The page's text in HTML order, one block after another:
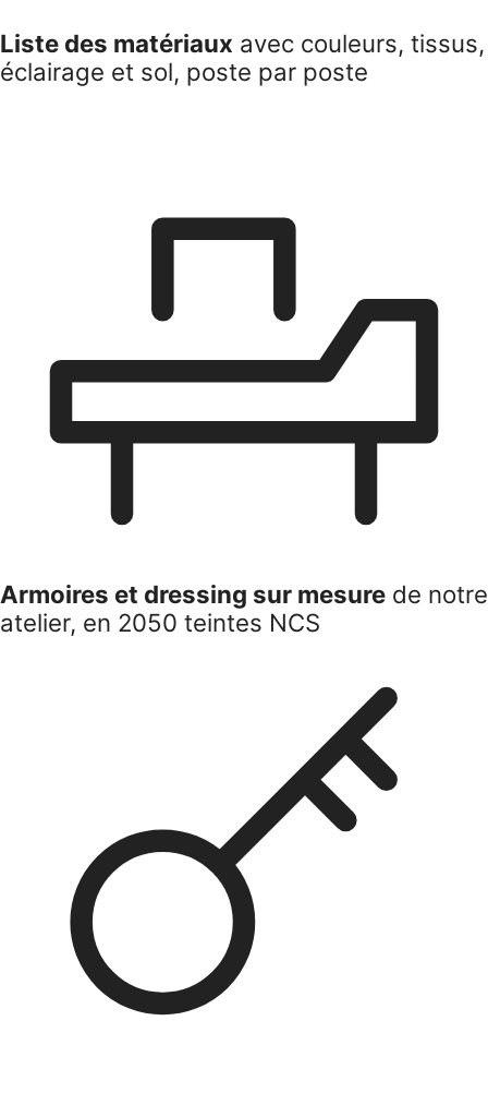
Liste des matériaux avec couleurs, tissus,
éclairage et sol, poste par poste
Armoires et dressing sur mesure de notre
atelier, en 2050 teintes NCS